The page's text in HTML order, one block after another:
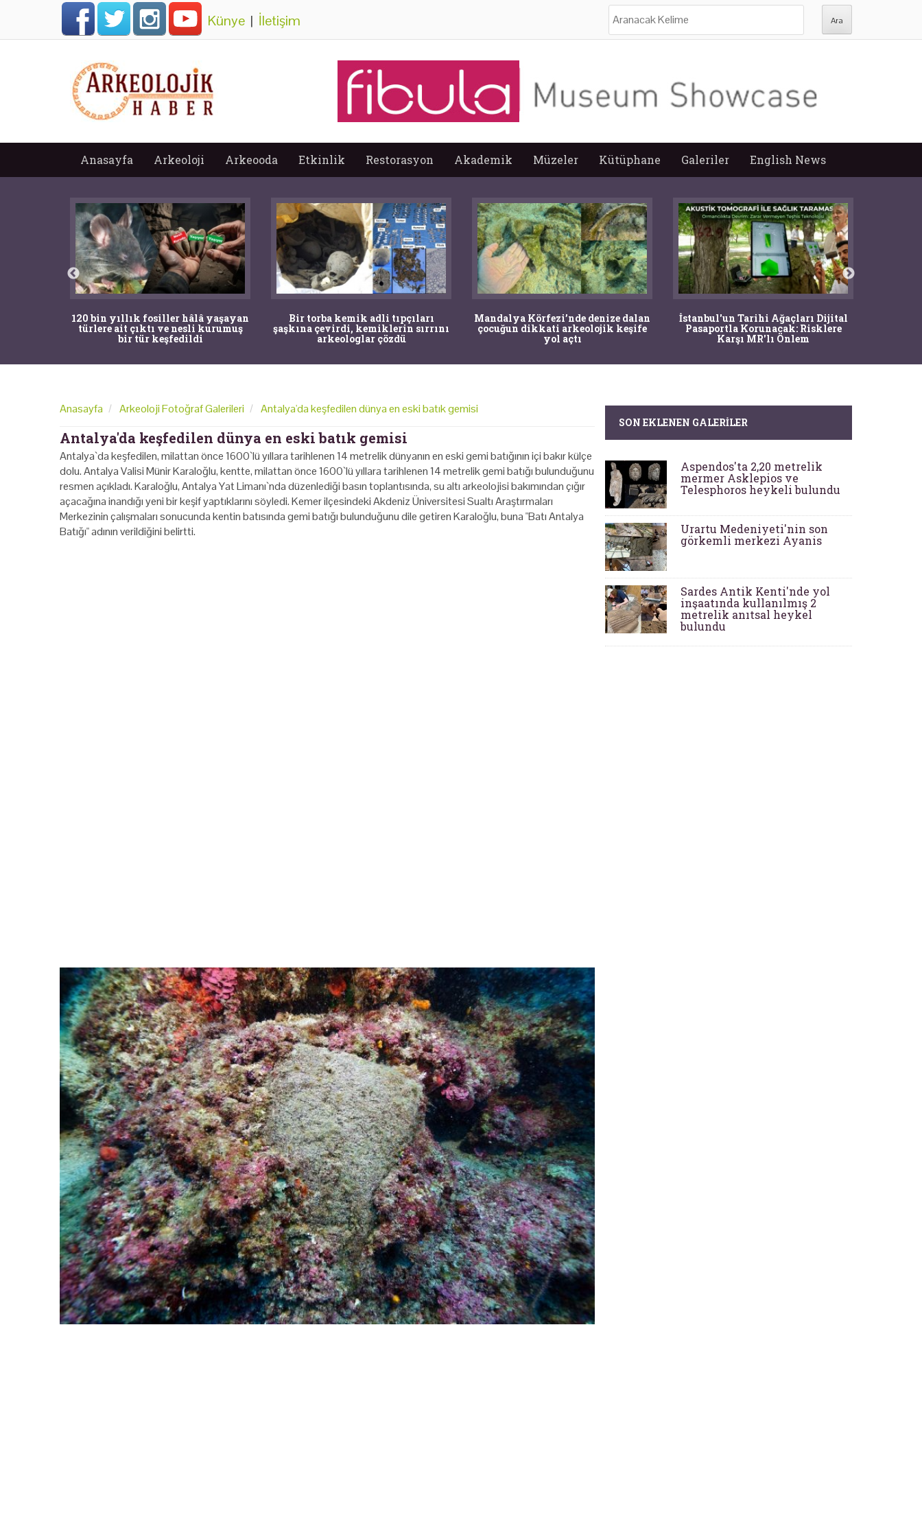
Künye | İletişim
Anasayfa Arkeoloji Arkeooda Etkinlik Restorasyon Akademik Müzeler Kütüphane Galeriler English News
120 bin yıllık fosiller hâlâ yaşayan
türlere ait çıktı ve nesli kurumuş
bir tür keşfedildi
Bir torba kemik adli tıpçıları
şaşkına çevirdi, kemiklerin sırrını
arkeologlar çözdü
Mandalya Körfezi’nde denize dalan
çocuğun dikkati arkeolojik keşife
yol açtı
İstanbul'un Tarihi Ağaçları Dijital
Pasaportla Korunacak: Risklere
Karşı MR'lı Önlem
Anasayfa Arkeoloji Fotoğraf Galerileri Antalya'da keşfedilen dünya en eski batık gemisi
Antalya'da keşfedilen dünya en eski batık gemisi
Antalya`da keşfedilen, milattan önce 1600`lü yıllara tarihlenen 14 metrelik dünyanın en eski gemi batığının içi bakır külçe
dolu. Antalya Valisi Münir Karaloğlu, kentte, milattan önce 1600`lü yıllara tarihlenen 14 metrelik gemi batığı bulunduğunu
resmen açıkladı. Karaloğlu, Antalya Yat Limanı`nda düzenlediği basın toplantısında, su altı arkeolojisi bakımından çığır
açacağına inandığı yeni bir keşif yaptıklarını söyledi. Kemer ilçesindeki Akdeniz Üniversitesi Sualtı Araştırmaları
Merkezinin çalışmaları sonucunda kentin batısında gemi batığı bulunduğunu dile getiren Karaloğlu, buna "Batı Antalya
Batığı" adının verildiğini belirtti.
SON EKLENEN GALERILER
Aspendos'ta 2,20 metrelik
mermer Asklepios ve
Telesphoros heykeli bulundu
Urartu Medeniyeti'nin son
görkemli merkezi Ayanis
Sardes Antik Kenti'nde yol
inşaatında kullanılmış 2
metrelik anıtsal heykel
bulundu